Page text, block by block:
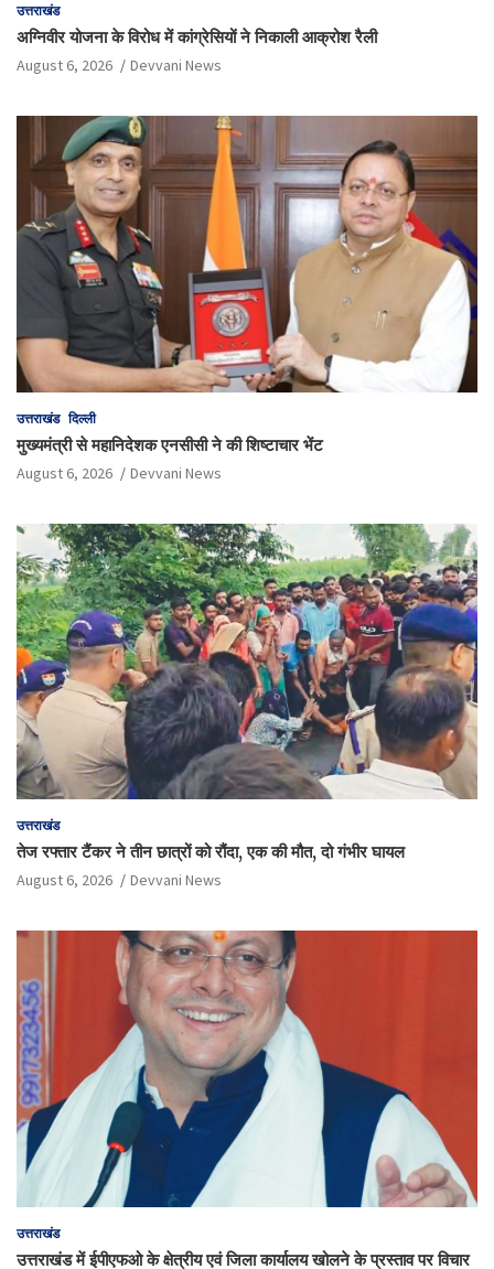
उत्तराखंड
अग्निवीर योजना के विरोध में कांग्रेसियों ने निकाली आक्रोश रैली
August 6, 2026 Devvani News
उत्तराखंड दिल्ली
मुख्यमंत्री से महानिदेशक एनसीसी ने की शिष्टाचार भेंट
August 6, 2026 Devvani News
उत्तराखंड
तेज रफ्तार टैंकर ने तीन छात्रों को रौंदा, एक की मौत, दो गंभीर घायल
August 6, 2026 Devvani News
उत्तराखंड
उत्तराखंड में ईपीएफओ के क्षेत्रीय एवं जिला कार्यालय खोलने के प्रस्ताव पर विचार